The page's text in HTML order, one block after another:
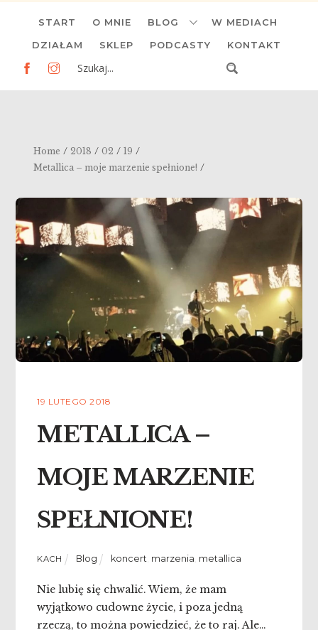
content
START O MNIE BLOG W MEDIACH
DZIAŁAM SKLEP PODCASTY KONTAKT
Home / 2018 / 02 / 19 /
Metallica – moje marzenie spełnione! /
19 LUTEGO 2018
METALLICA –
MOJE MARZENIE
SPEŁNIONE!
KACH Blog koncert, marzenia metallica
Nie lubię się chwalić. Wiem, że mam
wyjątkowo cudowne życie, i poza jedną
rzeczą, to można powiedzieć, że to raj. Ale…